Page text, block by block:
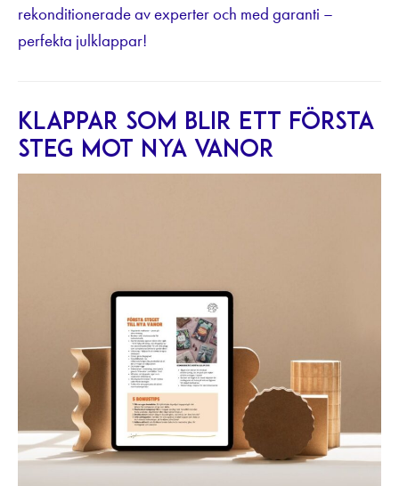
rekonditionerade av experter och med garanti –
perfekta julklappar!
Klappar som blir ett första
steg mot nya vanor